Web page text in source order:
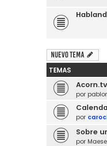
Nuevo Tema
TEMAS
Acorn.tv
por
por
Sobre
por